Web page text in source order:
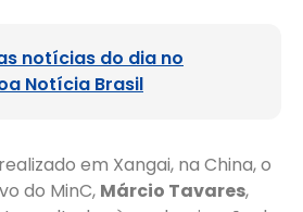
notícias do dia no
Notícia Brasil
em Xangai, na China, o
do MinC, Márcio Tavares,